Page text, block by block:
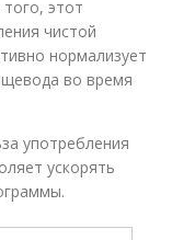
этот
чистой
нормализует
во время
употребления
ускорять